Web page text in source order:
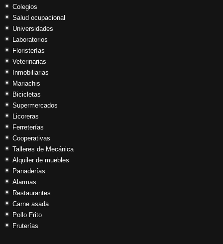
Colegios
Salud ocupacional
Universidades
Laboratorios
Floristerías
Veterinarias
Inmobiliarias
Mariachis
Bicicletas
Supermercados
Licoreras
Ferreterías
Cooperativas
Talleres de Mecánica
Alquiler de muebles
Panaderías
Alarmas
Restaurantes
Carne asada
Pollo Frito
Fruterías